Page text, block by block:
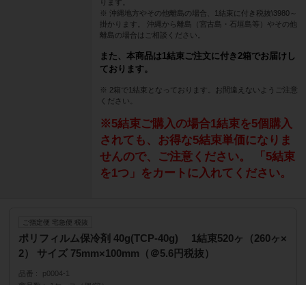
ります。
※ 沖縄地方やその他離島の場合、1結束に付き税抜\3980～
掛かります。 沖縄から離島（宮古島・石垣島等）やその他
離島の場合はご相談ください。
また、本商品は1結束ご注文に付き2箱でお届けし
ております。
※ 2箱で1結束となっております。お間違えないようご注意
ください。
※5結束ご購入の場合1結束を5個購入
されても、お得な5結束単価になりま
せんので、ご注意ください。 「5結束
を1つ」をカートに入れてください。
ご指定便 宅急便 税抜
ポリフィルム保冷剤 40g(TCP-40g) 1結束520ヶ（260ヶ×
2） サイズ 75mm×100mm（＠5.6円税抜）
品番
p0004-1